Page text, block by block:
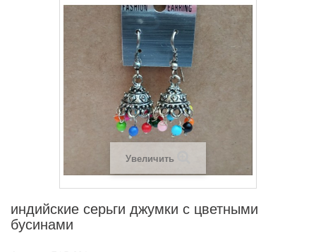
Увеличить
индийские серьги джумки с цветными
бусинами